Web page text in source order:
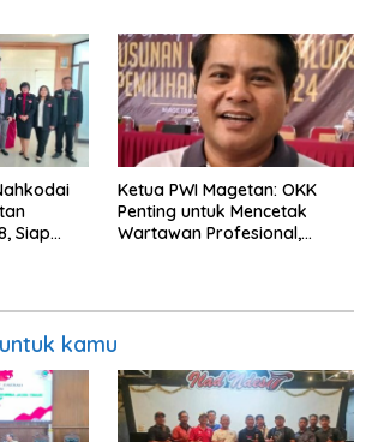
Siap
Ketua PWI Magetan: OKK
Penting untuk Mencetak
Wartawan Profesional,
kamu